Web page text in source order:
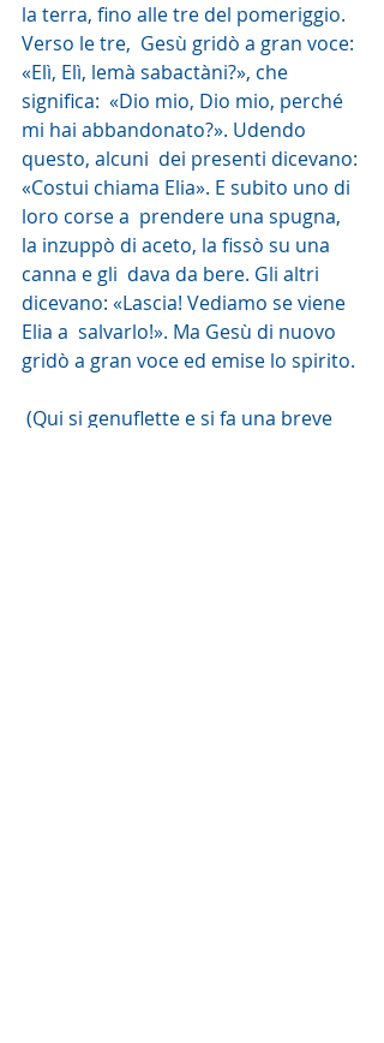
la terra, fino alle tre del pomeriggio.
Verso le tre,  Gesù gridò a gran voce:
«Elì, Elì, lemà sabactàni?», che
significa:  «Dio mio, Dio mio, perché
mi hai abbandonato?». Udendo
questo, alcuni  dei presenti dicevano:
«Costui chiama Elia». E subito uno di
loro corse a  prendere una spugna,
la inzuppò di aceto, la fissò su una
canna e gli  dava da bere. Gli altri
dicevano: «Lascia! Vediamo se viene
Elia a  salvarlo!». Ma Gesù di nuovo
gridò a gran voce ed emise lo spirito.